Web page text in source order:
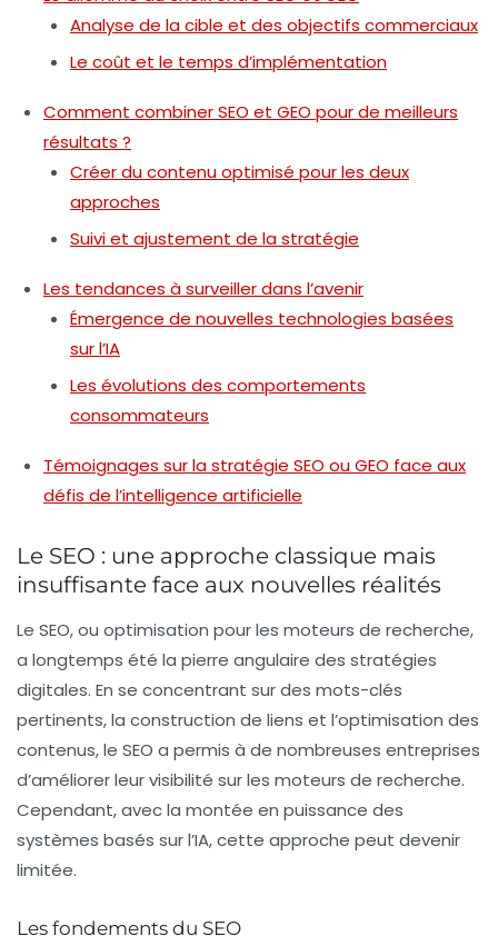
Analyse de la cible et des objectifs commerciaux
Le coût et le temps d’implémentation
Comment combiner SEO et GEO pour de meilleurs
résultats ?
Créer du contenu optimisé pour les deux
approches
Suivi et ajustement de la stratégie
Les tendances à surveiller dans l’avenir
Émergence de nouvelles technologies basées
sur l’IA
Les évolutions des comportements
consommateurs
Témoignages sur la stratégie SEO ou GEO face aux
défis de l’intelligence artificielle
Le SEO : une approche classique mais
insuffisante face aux nouvelles réalités
Le SEO, ou optimisation pour les moteurs de recherche,
a longtemps été la pierre angulaire des stratégies
digitales. En se concentrant sur des mots-clés
pertinents, la construction de liens et l’optimisation des
contenus, le SEO a permis à de nombreuses entreprises
d’améliorer leur visibilité sur les moteurs de recherche.
Cependant, avec la montée en puissance des
systèmes basés sur l’IA, cette approche peut devenir
limitée.
Les fondements du SEO